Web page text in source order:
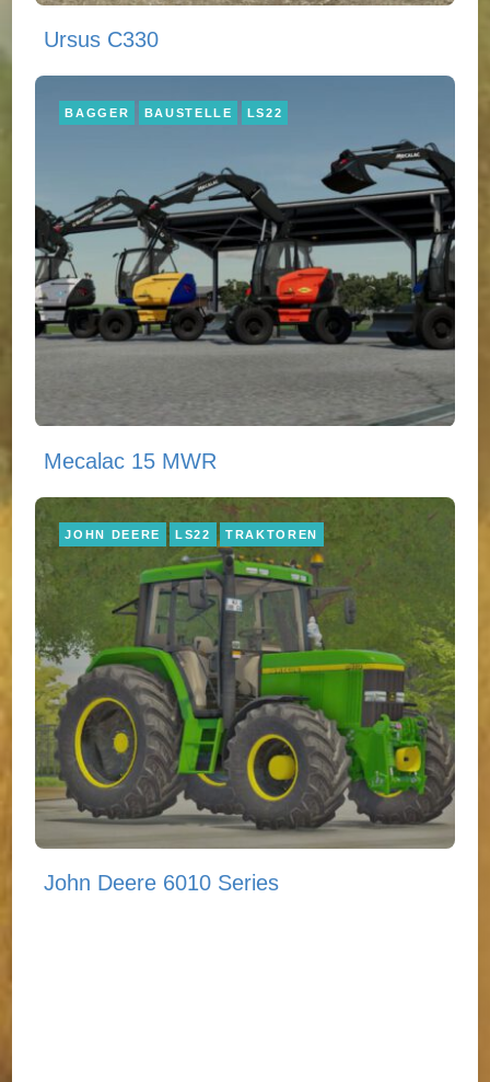
Ursus C330
BAGGER BAUSTELLE LS22
Mecalac 15 MWR
JOHN DEERE LS22 TRAKTOREN
John Deere 6010 Series